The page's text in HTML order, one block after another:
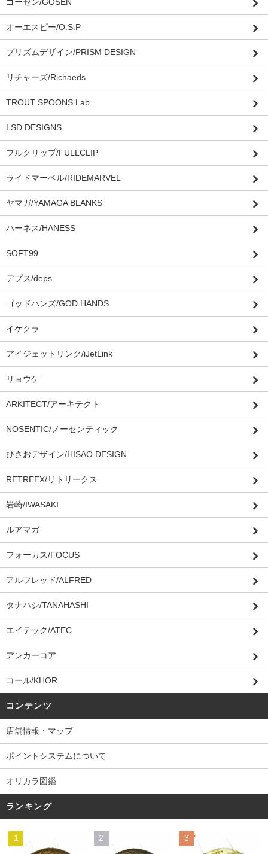
オーエスピー/O.S.P
プリズムデザイン/PRISM DESIGN
リチャーズ/Richaeds
TROUT SPOONS Lab
LSD DESIGNS
フルクリップ/FULLCLIP
ライドマーベル/RIDEMARVEL
ヤマガ/YAMAGA BLANKS
ハーネス/HANESS
SOFT99
デプス/deps
ゴッドハンズ/GOD HANDS
イケクラ
アイジェットリンク/iJetLink
リョウケ
ARKITECT/アーキテクト
NOSENTIC/ノーセンティック
ひさおデザイン/HISAO DESIGN
RETREEX/リトリークス
岩崎/IWASAKI
ルアマガ
フォーカス/FOCUS
アルフレッド/ALFRED
タナハシ/TANAHASHI
エイテック/ATEC
アンカーコア
コール/KHOR
コンテンツ
店舗情報・マップ
ポイントシステムについて
オリカラ図鑑
ランキング
1 2 3